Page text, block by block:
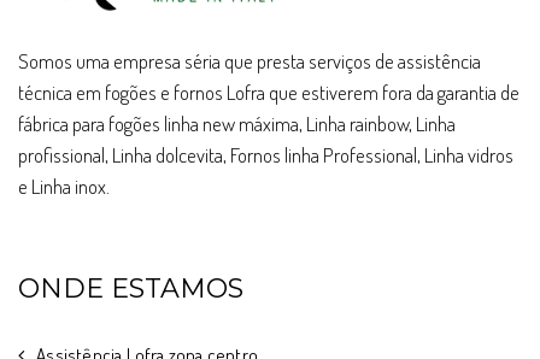
Somos uma empresa séria que presta serviços de assistência
técnica em fogões e fornos Lofra que estiverem fora da garantia de
fábrica para fogões linha new máxima, Linha rainbow, Linha
profissional, Linha dolcevita, Fornos linha Professional, Linha vidros
e Linha inox.
ONDE ESTAMOS
Assistência Lofra zona centro